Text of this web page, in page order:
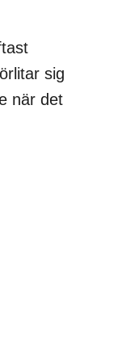
sig
när det